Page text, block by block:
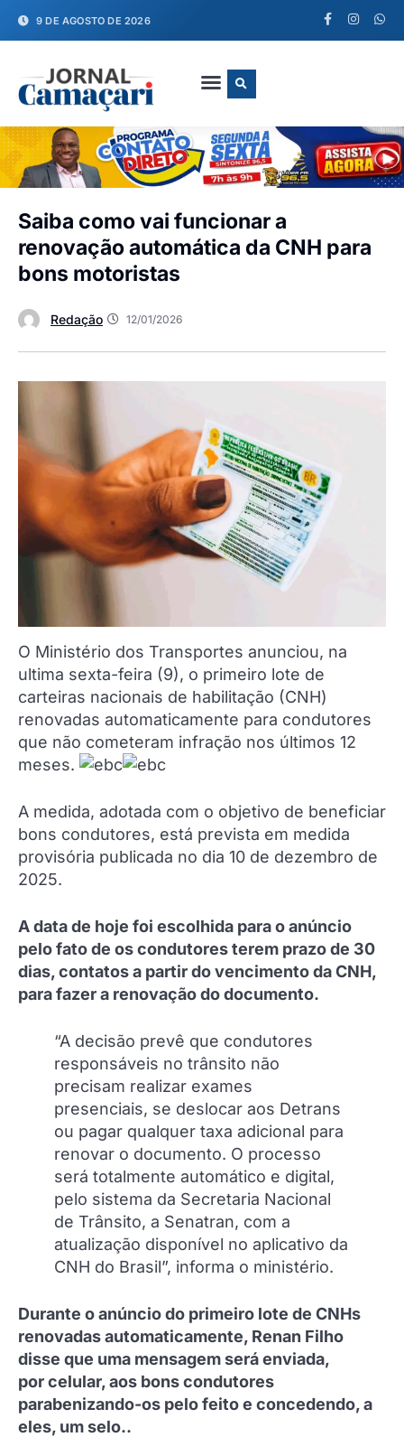
9 DE AGOSTO DE 2026
Saiba como vai funcionar a
renovação automática da CNH para
bons motoristas
Redação 12/01/2026
O Ministério dos Transportes anunciou, na
ultima sexta-feira (9), o primeiro lote de
carteiras nacionais de habilitação (CNH)
renovadas automaticamente para condutores
que não cometeram infração nos últimos 12
meses.
A medida, adotada com o objetivo de beneficiar
bons condutores, está prevista em medida
provisória publicada no dia 10 de dezembro de
2025.
A data de hoje foi escolhida para o anúncio
pelo fato de os condutores terem prazo de 30
dias, contatos a partir do vencimento da CNH,
para fazer a renovação do documento.
“A decisão prevê que condutores
responsáveis no trânsito não
precisam realizar exames
presenciais, se deslocar aos Detrans
ou pagar qualquer taxa adicional para
renovar o documento. O processo
será totalmente automático e digital,
pelo sistema da Secretaria Nacional
de Trânsito, a Senatran, com a
atualização disponível no aplicativo da
CNH do Brasil”, informa o ministério.
Durante o anúncio do primeiro lote de CNHs
renovadas automaticamente, Renan Filho
disse que uma mensagem será enviada,
por celular, aos bons condutores
parabenizando-os pelo feito e concedendo, a
eles, um selo..